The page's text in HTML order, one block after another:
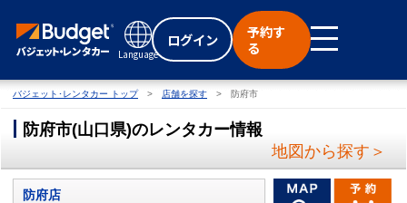
Language
ログイン
予約す
る
バジェット･レンタカー トップ 店舗を探す 防府市
防府市(山口県)のレンタカー情報
地図から探す＞
防府店